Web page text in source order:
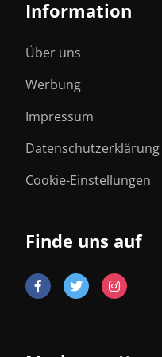
Information
Über uns
Werbung
Impressum
Datenschutzerklärung
Cookie-Einstellungen
Finde uns auf